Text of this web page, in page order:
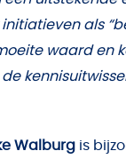
als
waard en
Walburg is